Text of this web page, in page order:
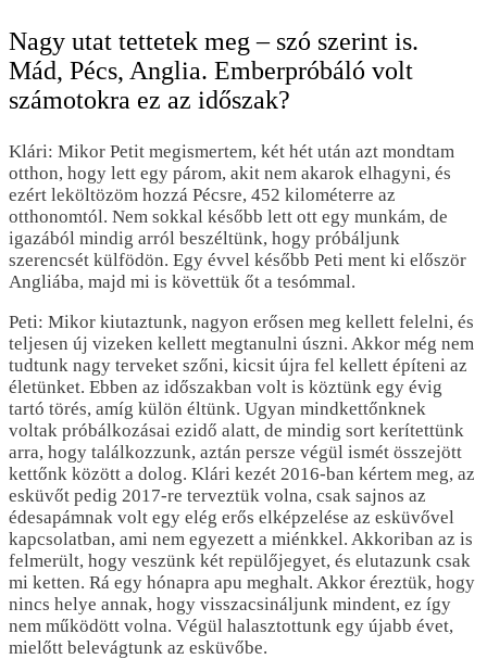
Nagy utat tettetek meg – szó szerint is.
Mád, Pécs, Anglia. Emberpróbáló volt
számotokra ez az időszak?
Klári: Mikor Petit megismertem, két hét után azt mondtam
otthon, hogy lett egy párom, akit nem akarok elhagyni, és
ezért leköltözöm hozzá Pécsre, 452 kilométerre az
otthonomtól. Nem sokkal később lett ott egy munkám, de
igazából mindig arról beszéltünk, hogy próbáljunk
szerencsét külfödön. Egy évvel később Peti ment ki először
Angliába, majd mi is követtük őt a tesómmal.
Peti: Mikor kiutaztunk, nagyon erősen meg kellett felelni, és
teljesen új vizeken kellett megtanulni úszni. Akkor még nem
tudtunk nagy terveket szőni, kicsit újra fel kellett építeni az
életünket. Ebben az időszakban volt is köztünk egy évig
tartó törés, amíg külön éltünk. Ugyan mindkettőnknek
voltak próbálkozásai ezidő alatt, de mindig sort kerítettünk
arra, hogy találkozzunk, aztán persze végül ismét összejött
kettőnk között a dolog. Klári kezét 2016-ban kértem meg, az
esküvőt pedig 2017-re terveztük volna, csak sajnos az
édesapámnak volt egy elég erős elképzelése az esküvővel
kapcsolatban, ami nem egyezett a miénkkel. Akkoriban az is
felmerült, hogy veszünk két repülőjegyet, és elutazunk csak
mi ketten. Rá egy hónapra apu meghalt. Akkor éreztük, hogy
nincs helye annak, hogy visszacsináljunk mindent, ez így
nem működött volna. Végül halasztottunk egy újabb évet,
mielőtt belevágtunk az esküvőbe.